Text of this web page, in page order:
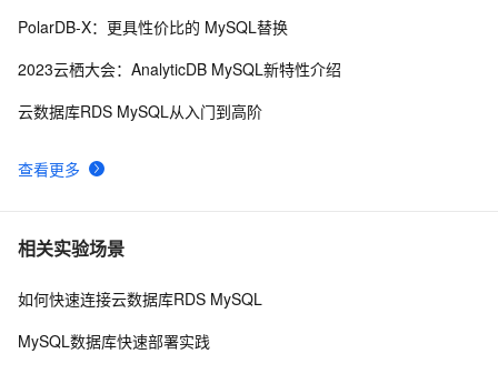
查看更多
PolarDB-X：更具性价比的 MySQL替换
2023云栖大会：AnalyticDB MySQL新特性介绍
云数据库RDS MySQL从入门到高阶
相关实验场景
如何快速连接云数据库RDS MySQL
MySQL数据库快速部署实践